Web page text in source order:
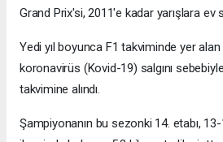
Grand Prix'si, 2011'e kadar yarışlara ev
Yedi yıl boyunca F1 takviminde yer
koronavirüs (Kovid-19) salgını
takvimine alındı.
Şampiyonanın bu sezonki 14. etabı,